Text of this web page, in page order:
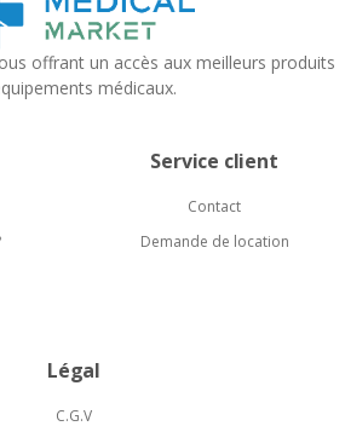
offrant un accès aux meilleurs produits
médicaux.
Service client
Contact
Demande de location
Légal
C.G.V